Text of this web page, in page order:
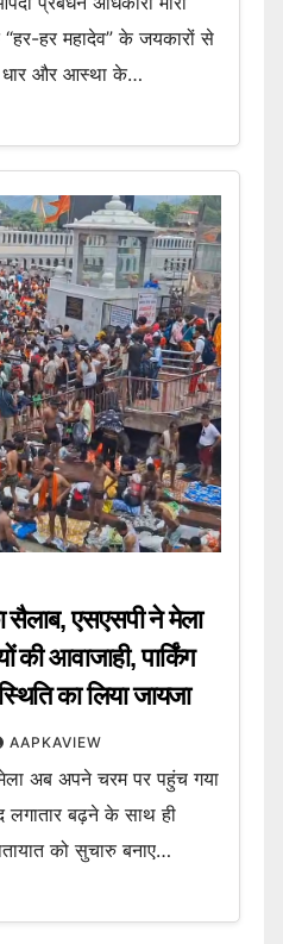
हर महादेव” के जयकारों से
धार और आस्था के…
एसएसपी ने मेला
आवाजाही, पार्किंग
का लिया जायजा
AAPKAVIEW
अब अपने चरम पर पहुंच गया
बढ़ने के साथ ही
को सुचारु बनाए…